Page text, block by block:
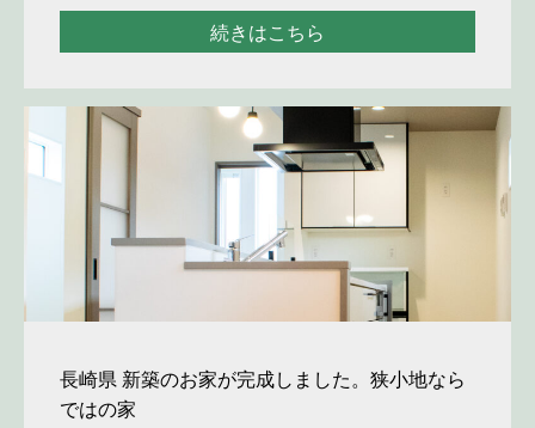
続きはこちら
長崎県 新築のお家が完成しました。狭小地なら
ではの家